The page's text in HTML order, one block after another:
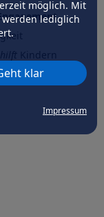
möglich. Mit
werden lediglich
klar
Impressum
hilftder Natur